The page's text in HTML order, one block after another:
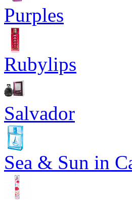
Purples
Rubylips
Salvador
Sea & Sun in